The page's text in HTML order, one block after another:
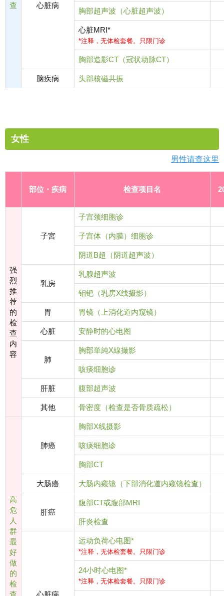
查
心脏病
胸部超声波（心脏超声波）
心脏MRI*
*注释，无体检套餐。只限门诊
胸部造影CT（冠状动脉CT）
脑疾病 头部核磁共振
女性
男性请查这里
部位・疾病 检查项目名
强
烈
推
荐
的
检
查
内
容
子宮
子宫颈细胞诊
子宫体（内膜）细胞诊
阴道B超（阴道超声波）
乳房
乳腺超声波
钼钯（乳房X线摄影）
胃 胃镜（上消化道内窥镜）
心脏 安静时的心电图
肺
胸部単純X線撮影
咳痰细胞诊
肝脏 腹部超声波
其他 骨密度（检查是否骨质疏松）
高
危
人
群
最
好
做
的
检
肺癌
胸部X线摄影
咳痰细胞诊
胸部CT
大肠癌 大肠内窥镜（下部消化道内窥镜检查）
肝癌
腹部CT或腹部MRI
肝炎检查
运动负荷心电图*
*注释，无体检套餐。只限门诊
24小时心电图*
*注释，无体检套餐。只限门诊